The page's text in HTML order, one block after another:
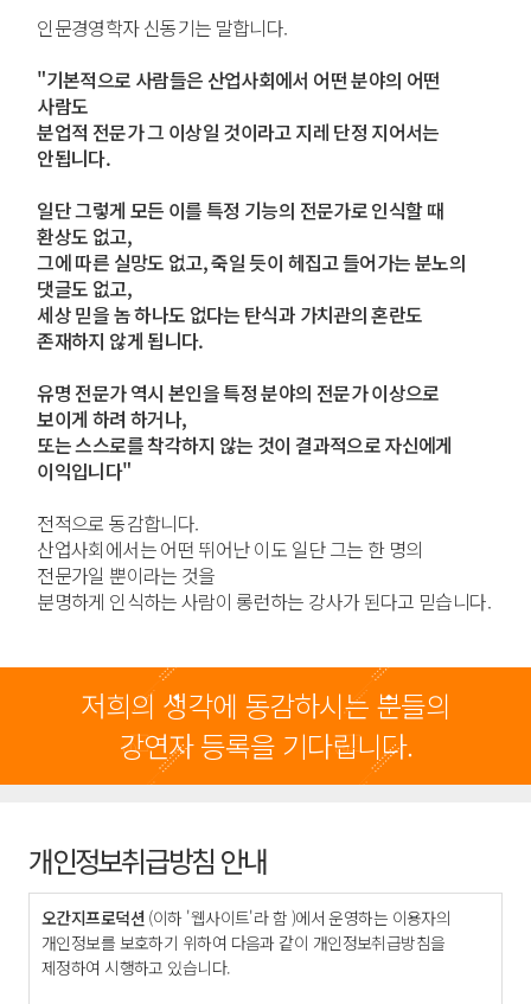
인문경영학자 신동기는 말합니다.
"기본적으로 사람들은 산업사회에서 어떤 분야의 어떤
사람도
분업적 전문가 그 이상일 것이라고 지레 단정 지어서는
안됩니다.
일단 그렇게 모든 이를 특정 기능의 전문가로 인식할 때
환상도 없고,
그에 따른 실망도 없고, 죽일 듯이 헤집고 들어가는 분노의
댓글도 없고,
세상 믿을 놈 하나도 없다는 탄식과 가치관의 혼란도
존재하지 않게 됩니다.
유명 전문가 역시 본인을 특정 분야의 전문가 이상으로
보이게 하려 하거나,
또는 스스로를 착각하지 않는 것이 결과적으로 자신에게
이익입니다"
전적으로 동감합니다.
산업사회에서는 어떤 뛰어난 이도 일단 그는 한 명의
전문가일 뿐이라는 것을
분명하게 인식하는 사람이 롱런하는 강사가 된다고 믿습니다.
저희의 생각에 동감하시는 분들의
강연자 등록을 기다립니다.
개인정보취급방침 안내
오간지프로덕션 (이하 '웹사이트'라 함 )에서 운영하는 이용자의
개인정보를 보호하기 위하여 다음과 같이 개인정보취급방침을
제정하여 시행하고 있습니다.